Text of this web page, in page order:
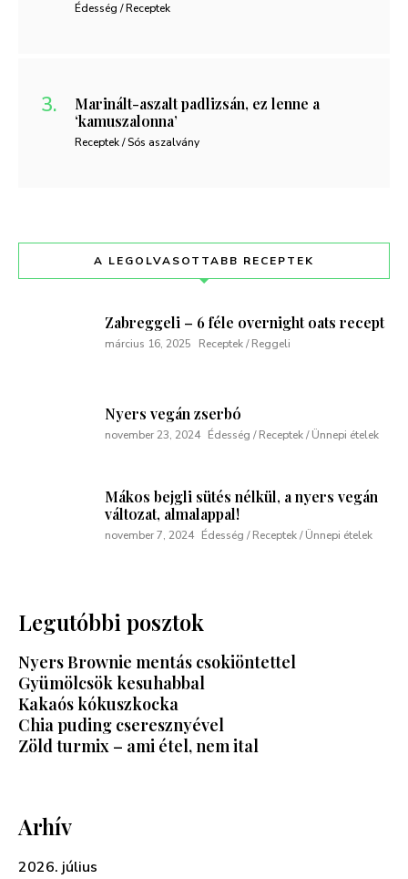
Édesség / Receptek
Marinált-aszalt padlizsán, ez lenne a
‘kamuszalonna’
Receptek / Sós aszalvány
A LEGOLVASOTTABB RECEPTEK
Zabreggeli – 6 féle overnight oats recept
március 16, 2025 Receptek / Reggeli
Nyers vegán zserbó
november 23, 2024 Édesség / Receptek / Ünnepi ételek
Mákos bejgli sütés nélkül, a nyers vegán
változat, almalappal!
november 7, 2024 Édesség / Receptek / Ünnepi ételek
Legutóbbi posztok
Nyers Brownie mentás csokiöntettel
Gyümölcsök kesuhabbal
Kakaós kókuszkocka
Chia puding cseresznyével
Zöld turmix – ami étel, nem ital
Arhív
2026. július